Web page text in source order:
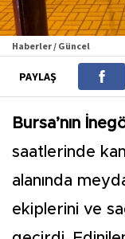
Haberler / Güncel
PAYLAŞ
Bursa’nın
saatlerinde
alanında
ekiplerini ve